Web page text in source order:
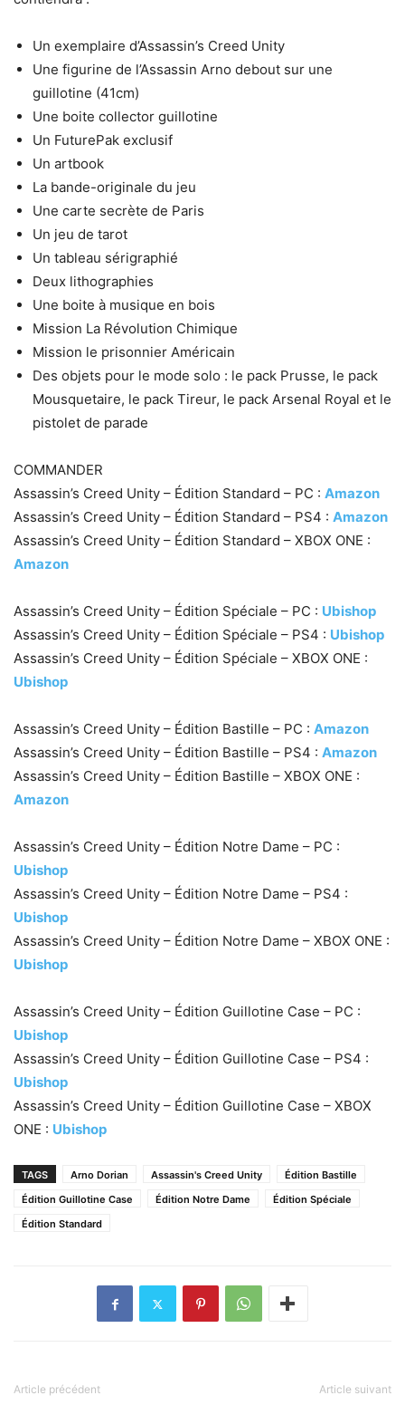
Un exemplaire d’Assassin’s Creed Unity
Une figurine de l’Assassin Arno debout sur une
guillotine (41cm)
Une boite collector guillotine
Un FuturePak exclusif
Un artbook
La bande-originale du jeu
Une carte secrète de Paris
Un jeu de tarot
Un tableau sérigraphié
Deux lithographies
Une boite à musique en bois
Mission La Révolution Chimique
Mission le prisonnier Américain
Des objets pour le mode solo : le pack Prusse, le pack
Mousquetaire, le pack Tireur, le pack Arsenal Royal et le
pistolet de parade
COMMANDER
Assassin’s Creed Unity – Édition Standard – PC : Amazon
Assassin’s Creed Unity – Édition Standard – PS4 : Amazon
Assassin’s Creed Unity – Édition Standard – XBOX ONE :
Amazon
Assassin’s Creed Unity – Édition Spéciale – PC : Ubishop
Assassin’s Creed Unity – Édition Spéciale – PS4 : Ubishop
Assassin’s Creed Unity – Édition Spéciale – XBOX ONE :
Ubishop
Assassin’s Creed Unity – Édition Bastille – PC : Amazon
Assassin’s Creed Unity – Édition Bastille – PS4 : Amazon
Assassin’s Creed Unity – Édition Bastille – XBOX ONE :
Amazon
Assassin’s Creed Unity – Édition Notre Dame – PC :
Ubishop
Assassin’s Creed Unity – Édition Notre Dame – PS4 :
Ubishop
Assassin’s Creed Unity – Édition Notre Dame – XBOX ONE :
Ubishop
Assassin’s Creed Unity – Édition Guillotine Case – PC :
Ubishop
Assassin’s Creed Unity – Édition Guillotine Case – PS4 :
Ubishop
Assassin’s Creed Unity – Édition Guillotine Case – XBOX
ONE : Ubishop
TAGS Arno Dorian Assassin's Creed Unity
Édition Bastille
Édition Guillotine Case
Édition Notre Dame
Édition Spéciale
Édition Standard
Article précédent Article suivant